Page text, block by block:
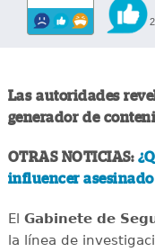
2
Las autoridades
generador de
OTRAS NOTICIAS:
influencer
El Gabinete de
la línea de